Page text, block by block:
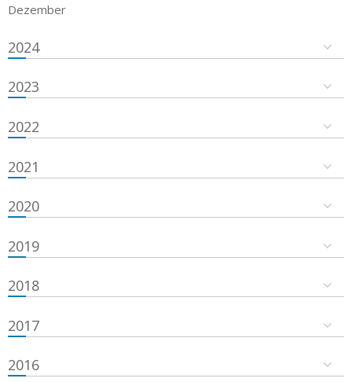
Dezember
2024
2023
2022
2021
2020
2019
2018
2017
2016